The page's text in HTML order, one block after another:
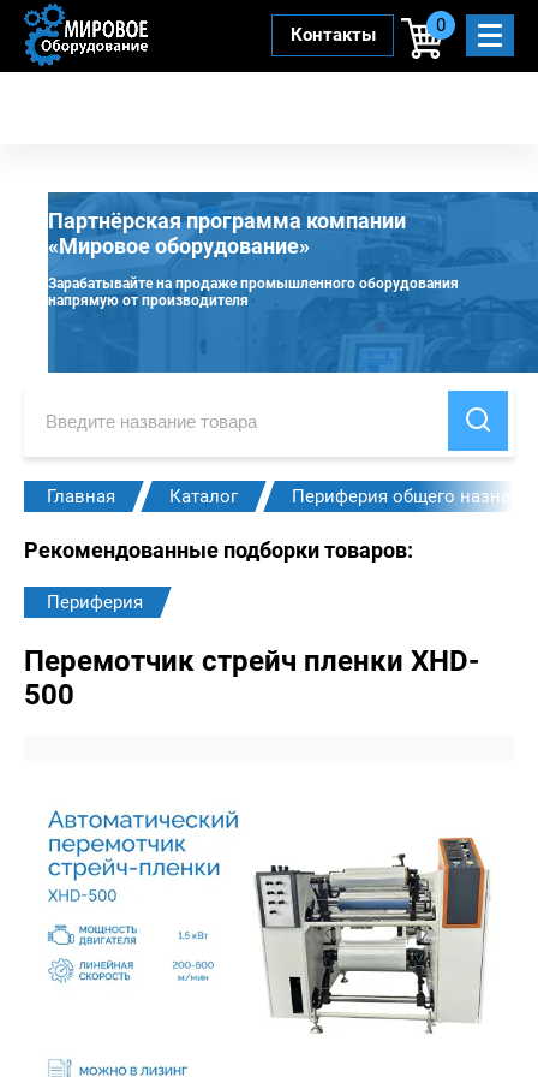
Контакты 0
Партнёрская программа компании
«Мировое оборудование»
Зарабатывайте на продаже промышленного оборудования
напрямую от производителя
Главная Каталог Периферия общего
Рекомендованные подборки товаров:
Периферия
Перемотчик стрейч пленки XHD-
500